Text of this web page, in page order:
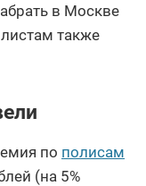
в Москве
также
по полисам
(на 5%